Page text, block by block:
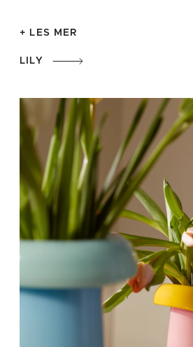
Fairytales
+ LES MER
LILY